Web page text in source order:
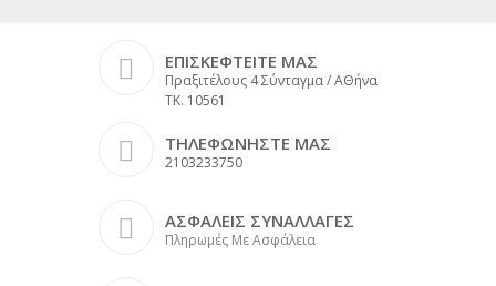
ΕΠΙΣΚΕΦΤΕΙΤΕ ΜΑΣ
Πραξιτέλους 4 Σύνταγμα / ΑΘήνα
ΤΚ. 10561
ΤΗΛΕΦΩΝΗΣΤΕ ΜΑΣ
2103233750
ΑΣΦΑΛΕΙΣ ΣΥΝΑΛΛΑΓΕΣ
Πληρωμές Με Ασφάλεια